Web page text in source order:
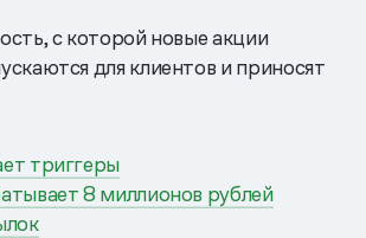
с которой новые акции
для клиентов и приносят
триггеры
8 миллионов рублей